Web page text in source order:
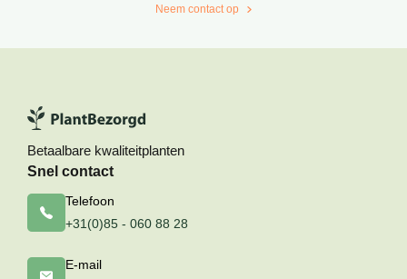
Neem contact op
Betaalbare kwaliteitplanten
Snel contact
Telefoon
+31(0)85 - 060 88 28
E-mail